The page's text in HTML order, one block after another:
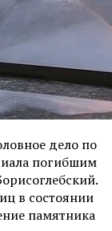
дело по
погибшим
в состоянии
памятника